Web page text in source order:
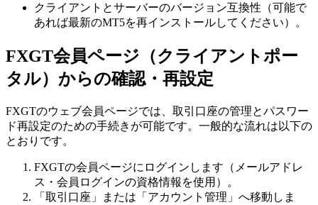
クライアントとサーバーのバージョン互換性（可能で
あれば最新のMT5を再インストールしてください）。
FXGT会員ページ（クライアントポー
タル）からの確認・再設定
FXGTのウェブ会員ページでは、取引口座の管理とパスワー
ド再設定のための手続きが可能です。一般的な流れは以下の
とおりです。
FXGTの会員ページにログインします（メールアドレ
ス・会員ログインの資格情報を使用）。
「取引口座」または「アカウント管理」へ移動しま